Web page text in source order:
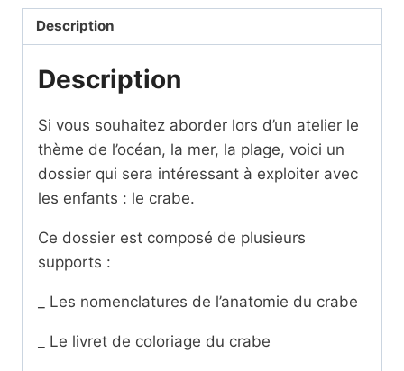
cursif
Description
Description
Si vous souhaitez aborder lors d’un atelier le
thème de l’océan, la mer, la plage, voici un
dossier qui sera intéressant à exploiter avec
les enfants : le crabe.
Ce dossier est composé de plusieurs
supports :
_ Les nomenclatures de l’anatomie du crabe
_ Le livret de coloriage du crabe